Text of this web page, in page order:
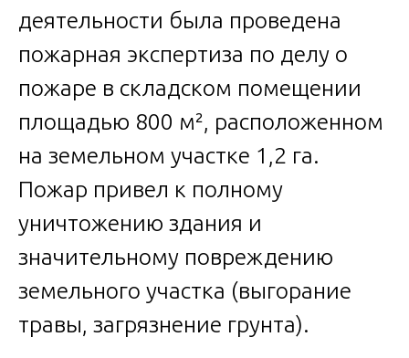
деятельности была проведена
пожарная экспертиза по делу о
пожаре в складском помещении
площадью 800 м², расположенном
на земельном участке 1,2 га.
Пожар привел к полному
уничтожению здания и
значительному повреждению
земельного участка (выгорание
травы, загрязнение грунта).